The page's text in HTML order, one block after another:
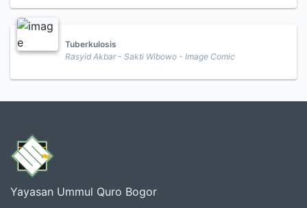
Tuberkulosis
Rasyid Akbar - Sakti Wibowo - Image Comic
Yayasan Ummul Quro Bogor